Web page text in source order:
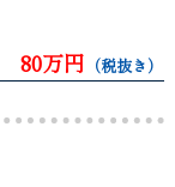
80万円 （税抜き）